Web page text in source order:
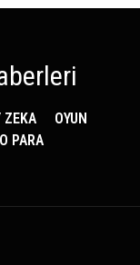
ZEKA
OYUN
PARA